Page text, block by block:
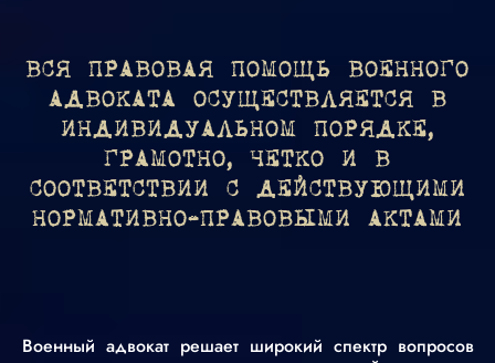
ВСЯ ПРАВОВАЯ ПОМОЩЬ ВОЕННОГО
АДВОКАТА ОСУЩЕСТВЛЯЕТСЯ В
ИНДИВИДУАЛЬНОМ ПОРЯДКЕ,
ГРАМОТНО, ЧЕТКО И В
СООТВЕТСТВИИ С ДЕЙСТВУЮЩИМИ
НОРМАТИВНО-ПРАВОВЫМИ АКТАМИ
Военный адвокат решает широкий спектр вопросов